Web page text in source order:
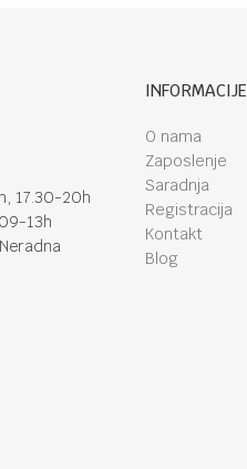
17.30-20h
INFORMACIJE
O nama
Zaposlenje
Saradnja
Registracija
Kontakt
Blog